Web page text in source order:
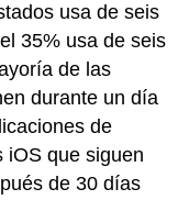
usa de seis
35% usa de seis
de las
durante un día
de
iOS que siguen
de 30 días